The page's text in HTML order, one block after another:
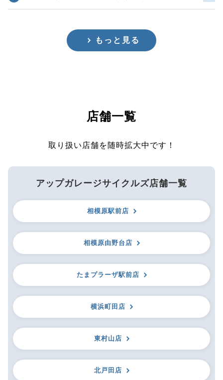
もっと見る
店舗一覧
取り扱い店舗を随時拡大中です！
アップガレージサイクルズ店舗一覧
相模原駅前店
相模原由野台店
たまプラーザ駅前店
横浜町田店
東村山店
北戸田店